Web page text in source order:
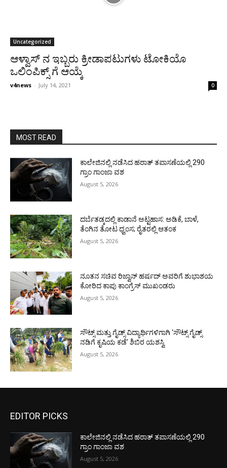
Uncategorized
ಆಳ್ವಾಸ್‌ ನ ಇಬ್ಬರು ಕ್ರೀಡಾಪಟುಗಳು ಟೋಕಿಯೊ
ಒಲಿಂಪಿಕ್ಸ್ ಗೆ ಆಯ್ಕೆ
v4news - July 14, 2021 0
MOST READ
ಕಾಲೇಜಿನಲ್ಲಿ ನಡೆಸಿದ ಹಠಾತ್ ತಪಾಸಣೆಯಲ್ಲಿ 290
ಗ್ರಾಂ ಗಾಂಜಾ ವಶ
August 5, 2026
ದರ್ಬೆತಡ್ಕದಲ್ಲಿ ಕಾಡಾನೆ ಅಟ್ಟಹಾಸ: ಅಡಿಕೆ, ಬಾಳೆ,
ತೆಂಗಿನ ತೋಟ ಧ್ವಂಸ; ರೈತರಲ್ಲಿ ಆತಂಕ
August 5, 2026
ನೂತನ ಸಚಿವ ರಿಜ್ವಾನ್ ಹರ್ಷದ್ ಅವರಿಗೆ ಶುಭಾಶಯ
ಕೋರಿದ ಕಾಪು ಕಾಂಗ್ರೆಸ್ ಮುಖಂಡರು
August 5, 2026
ಸೌಟ್ಸ್ ಮತ್ತು ಗೈಡ್ಸ್ ವಿದ್ಯಾರ್ಥಿಗಳಿಗಾಗಿ ‘ಸೌಟ್ಸ್ ಗೈಡ್ಸ್
ನಡಿಗೆ ಕೃಷಿಯ ಕಡೆ’ ಶಿಬಿರ ಯಶಸ್ವಿ
August 5, 2026
EDITOR PICKS
ಕಾಲೇಜಿನಲ್ಲಿ ನಡೆಸಿದ ಹಠಾತ್ ತಪಾಸಣೆಯಲ್ಲಿ 290
ಗ್ರಾಂ ಗಾಂಜಾ ವಶ
August 5, 2026